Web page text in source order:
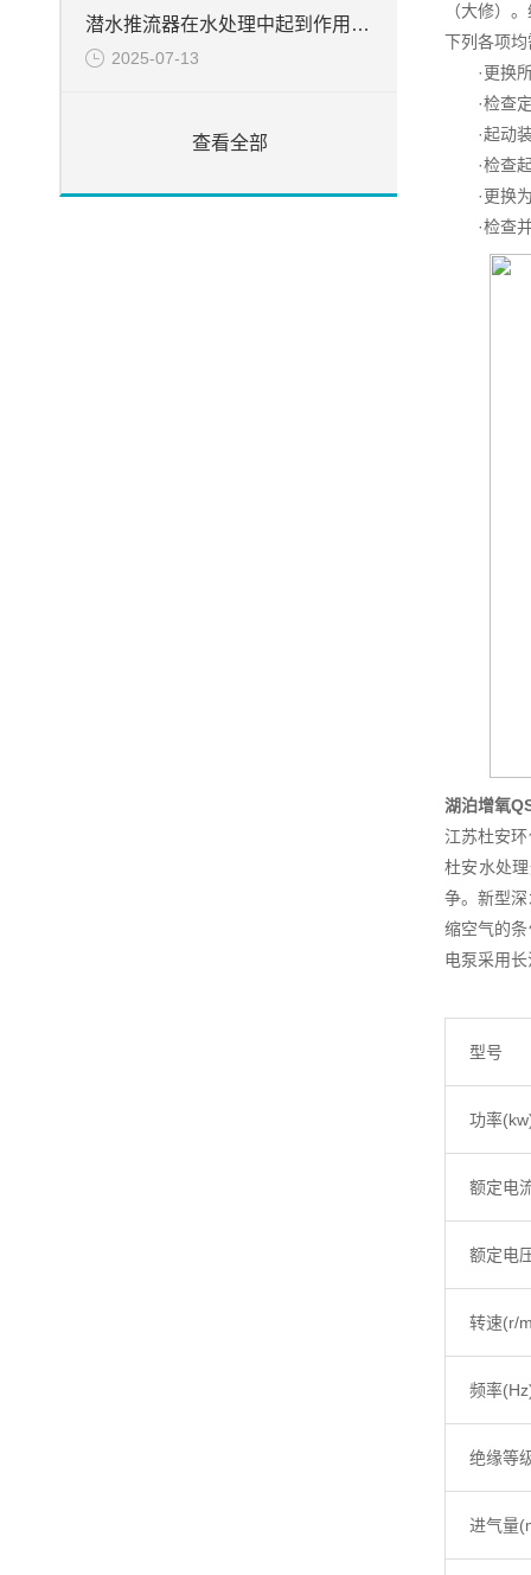
潜水推流器在水处理中起到作用分析
2025-07-13
查看全部
（大修）
下列各项
·更换所
·检查定
·起动装
·检查起
·更换为
·检查并
湖泊增氧
江苏杜安
杜安水处
争。新型
缩空气的
电泵采用
型号
功率
额定电
额定电
转速(r/
频率
绝缘等
进气量